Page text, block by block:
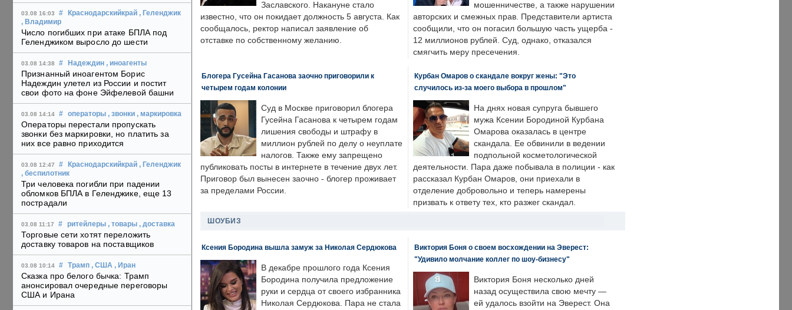
03.08 16:03 # Краснодарскийкрай , Геленджик
, Владимир
Число погибших при атаке БПЛА под
Геленджиком выросло до шести
03.08 14:38 # Надеждин , иноагенты
Признанный иноагентом Борис
Надеждин улетел из России и постит
свои фото на фоне Эйфелевой башни
03.08 14:14 # операторы , звонки , маркировка
Операторы перестали пропускать
звонки без маркировки, но платить за
них все равно приходится
03.08 12:47 # Краснодарскийкрай , Геленджик
, беспилотник
Три человека погибли при падении
обломков БПЛА в Геленджике, еще 13
пострадали
03.08 11:17 # ритейлеры , товары , доставка
Торговые сети хотят переложить
доставку товаров на поставщиков
03.08 10:14 # Трамп , США , Иран
Сказка про белого бычка: Трамп
анонсировал очередные переговоры
США и Ирана
Заславского. Накануне стало
известно, что он покидает должность 5 августа. Как
сообщалось, ректор написал заявление об
отставке по собственному желанию.
мошенничестве, а также нарушении
авторских и смежных прав. Представители артиста
сообщили, что он погасил большую часть ущерба -
12 миллионов рублей. Суд, однако, отказался
смягчить меру пресечения.
Блогера Гусейна Гасанова заочно приговорили к
четырем годам колонии
Суд в Москве приговорил блогера
Гусейна Гасанова к четырем годам
лишения свободы и штрафу в
миллион рублей по делу о неуплате
налогов. Также ему запрещено
публиковать посты в интернете в течение двух лет.
Приговор был вынесен заочно - блогер проживает
за пределами России.
Курбан Омаров о скандале вокруг жены: "Это
случилось из-за моего выбора в прошлом"
На днях новая супруга бывшего
мужа Ксении Бородиной Курбана
Омарова оказалась в центре
скандала. Ее обвинили в ведении
подпольной косметологической
деятельности. Пара даже побывала в полиции - как
рассказал Курбан Омаров, они приехали в
отделение добровольно и теперь намерены
призвать к ответу тех, кто разжег скандал.
ШОУБИЗ
Ксения Бородина вышла замуж за Николая Сердюкова
В декабре прошлого года Ксения
Бородина получила предложение
руки и сердца от своего избранника
Николая Сердюкова. Пара не стала
Виктория Боня о своем восхождении на Эверест:
"Удивило молчание коллег по шоу-бизнесу"
Виктория Боня несколько дней
назад осуществила свою мечту —
ей удалось взойти на Эверест. Она